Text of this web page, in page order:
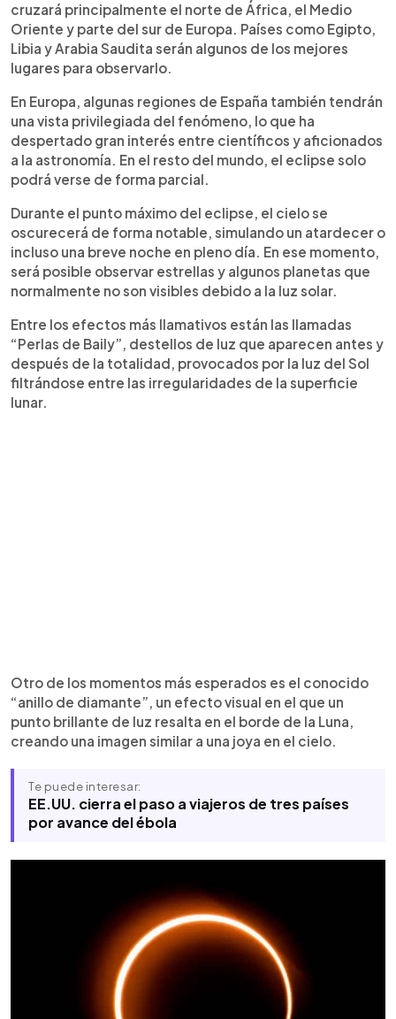
cruzará principalmente el norte de África, el Medio
Oriente y parte del sur de Europa. Países como Egipto,
Libia y Arabia Saudita serán algunos de los mejores
lugares para observarlo.
En Europa, algunas regiones de España también tendrán
una vista privilegiada del fenómeno, lo que ha
despertado gran interés entre científicos y aficionados
a la astronomía. En el resto del mundo, el eclipse solo
podrá verse de forma parcial.
Durante el punto máximo del eclipse, el cielo se
oscurecerá de forma notable, simulando un atardecer o
incluso una breve noche en pleno día. En ese momento,
será posible observar estrellas y algunos planetas que
normalmente no son visibles debido a la luz solar.
Entre los efectos más llamativos están las llamadas
“Perlas de Baily”, destellos de luz que aparecen antes y
después de la totalidad, provocados por la luz del Sol
filtrándose entre las irregularidades de la superficie
lunar.
Otro de los momentos más esperados es el conocido
“anillo de diamante”, un efecto visual en el que un
punto brillante de luz resalta en el borde de la Luna,
creando una imagen similar a una joya en el cielo.
Te puede interesar:
EE.UU. cierra el paso a viajeros de tres países
por avance del ébola